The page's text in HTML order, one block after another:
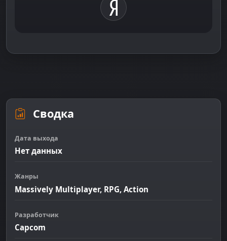
Сводка
Дата выхода
Нет данных
Жанры
Massively Multiplayer, RPG, Action
Разработчик
Capcom